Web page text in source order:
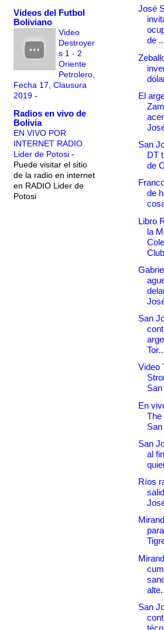
Videos del Futbol
Boliviano
Video
Destroyer
s 1 - 2
Oriente
Petrolero,
Fecha 17, Clausura
2019 -
Radios en vivo de
Bolivia
EN VIVO POR
INTERNET RADIO
Lider de Potosi -
Puede visitar el sitio
de la radio en internet
en RADIO Lider de
Potosi
José
de
El
San
DT
de
de
Libro
la
San
Video
En
The
San
al
Ríos
San